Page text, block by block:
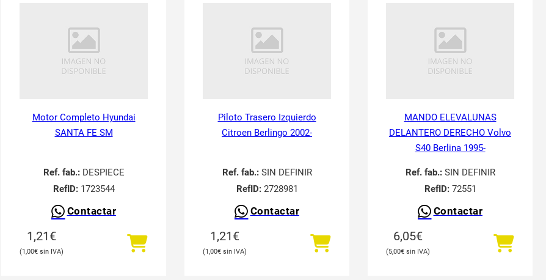
Motor Completo Hyundai
SANTA FE SM
Ref. fab.:DESPIECE
RefID:1723544
Contactar
1,21€
1,00€
Piloto Trasero Izquierdo
Citroen Berlingo 2002-
Ref. fab.:SIN DEFINIR
RefID:2728981
Contactar
1,21€
1,00€
MANDO ELEVALUNAS
DELANTERO DERECHO Volvo
S40 Berlina 1995-
Ref. fab.:SIN DEFINIR
RefID:72551
Contactar
6,05€
5,00€